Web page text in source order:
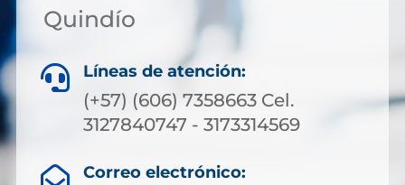
Quindío
 Líneas de atención:
(+57) (606) 7358663 Cel.
3127840747 - 3173314569
 Correo electrónico: